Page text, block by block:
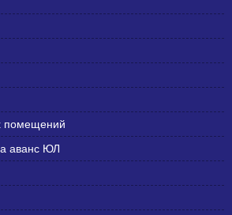
помещений
аванс ЮЛ